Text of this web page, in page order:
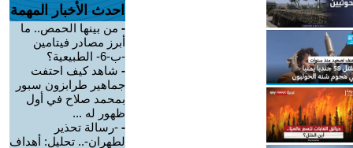
احدث الأخبار المهمة
- من بينها الحمص.. ما
أبرز مصادر فيتامين
-ب-6- الطبيعية؟
- شاهد كيف احتفت
جماهير طرابزون سبور
بمحمد صلاح في أول
ظهور له ...
- -رسالة تحذير
لطهران-.. تحليل: أهداف